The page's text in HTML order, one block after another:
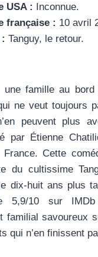
USA : Inconnue.
française : 10 avril
Tanguy, le retour.
une famille au
ne veut toujours
peuvent plus
par Étienne
Cette
du cultissime
dix-huit ans plus
5,9/10 sur
familial savoureux
qui n’en finissent